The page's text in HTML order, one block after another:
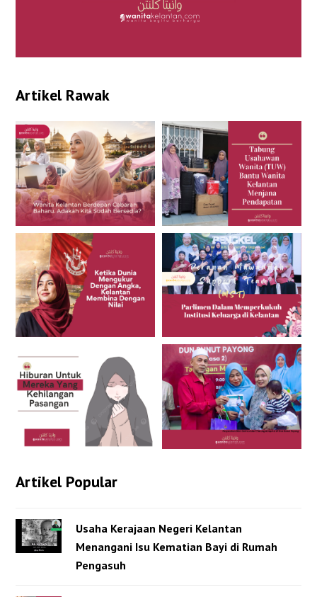
Artikel Rawak
Artikel Popular
Usaha Kerajaan Negeri Kelantan
Menangani Isu Kematian Bayi di Rumah
Pengasuh